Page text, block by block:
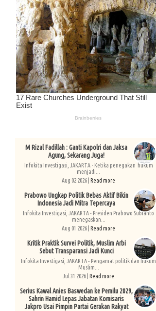
M Rizal Fadillah : Ganti Kapolri dan Jaksa
Agung, Sekarang Juga!
Infokita Investigasi, JAKARTA - Ketika penegakan hukum
menjadi...
Aug 02 2026 | Read more
Prabowo Ungkap Politik Bebas Aktif Bikin
Indonesia Jadi Mitra Tepercaya
Infokita Investigasi, JAKARTA - Presiden Prabowo Subianto
menegaskan...
Aug 01 2026 | Read more
Kritik Praktik Survei Politik, Muslim Arbi
Sebut Transparansi Jadi Kunci
Infokita Investigasi, JAKARTA - Pengamat politik dan hukum
Muslim...
Jul 31 2026 | Read more
Serius Kawal Anies Baswedan ke Pemilu 2029,
Sahrin Hamid Lepas Jabatan Komisaris
Jakpro Usai Pimpin Partai Gerakan Rakyat